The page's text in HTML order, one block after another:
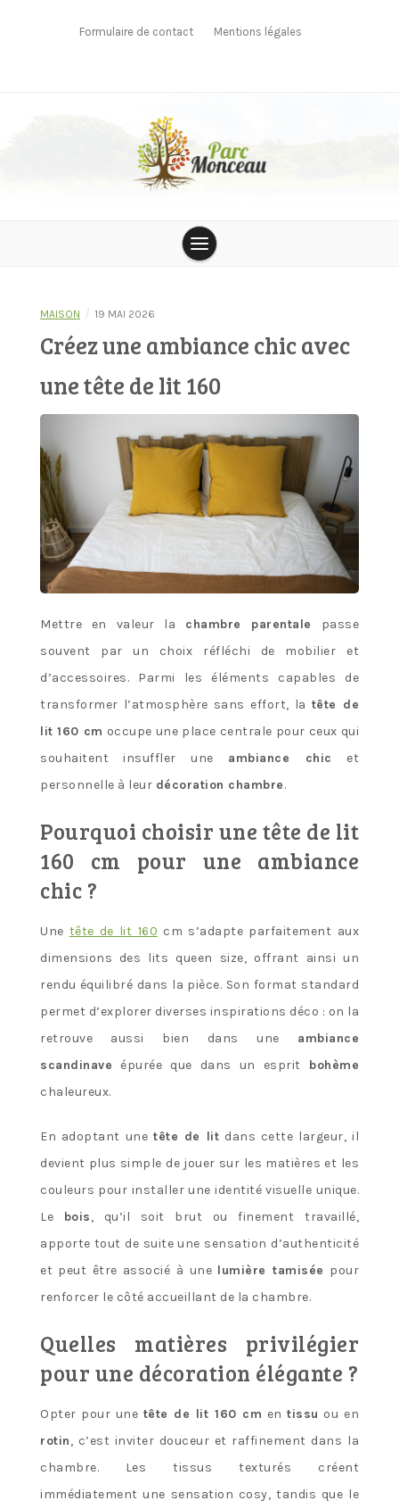
Formulaire de contact Mentions légales
MAISON / 19 MAI 2026
Créez une ambiance chic avec
une tête de lit 160
Mettre en valeur la chambre parentale
passe
souvent par un choix réfléchi de mobilier et
d’accessoires. Parmi les éléments capables de
transformer l’atmosphère sans effort, la tête de
lit 160 cm occupe une place centrale pour ceux qui
souhaitent insuffler une ambiance chic et
personnelle à leur décoration chambre.
Pourquoi choisir une tête de lit
160 cm pour une ambiance
chic ?
Une tête de lit 160 cm s’adapte parfaitement aux
dimensions des lits queen size, offrant ainsi un
rendu équilibré dans la pièce. Son format standard
permet d’explorer diverses inspirations déco : on la
retrouve aussi bien dans une ambiance
scandinave épurée que dans un esprit bohème
chaleureux.
En adoptant une tête de lit dans cette largeur, il
devient plus simple de jouer sur les matières et les
couleurs pour installer une identité visuelle unique.
Le bois, qu’il soit brut ou finement travaillé,
apporte tout de suite une sensation d’authenticité
et peut être associé à une lumière tamisée pour
renforcer le côté accueillant de la chambre.
Quelles matières privilégier
pour une décoration élégante ?
Opter pour une tête de lit 160 cm entissu ou en
rotin, c’est inviter douceur et raffinement dans la
chambre. Les tissus texturés créent
immédiatement une sensation cosy, tandis que le